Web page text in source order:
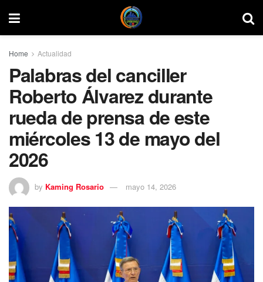
Home Actualidad
Palabras del canciller
Roberto Álvarez durante
rueda de prensa de este
miércoles 13 de mayo del
2026
by Kaming Rosario mayo 14, 2026